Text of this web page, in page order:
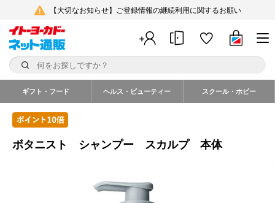
【大切なお知らせ】ご登録情報の継続利用に関するお願い
ギフト・フード ヘルス・ビューティー スクール・ホビー
ボタニスト シャンプー スカルプ 本体